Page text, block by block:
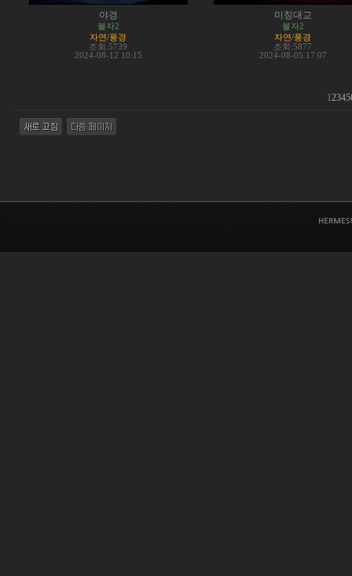
야경
불자2
자연/풍경
조회:5739
2024-08-12 10:15
미칭대교
불자2
자연/풍경
조회:5877
2024-08-05 17:07
12345